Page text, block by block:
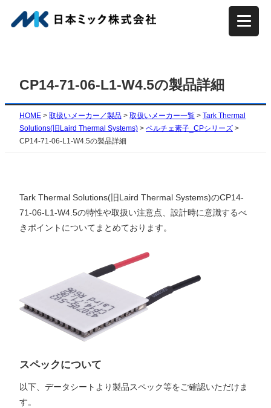
容
プ
CP14-71-06-L1-W4.5の製品詳細
HOME > 取扱いメーカー／製品 > 取扱いメーカー一覧 > Tark Thermal
Solutions(旧Laird Thermal Systems) > ペルチェ素子_CPシリーズ >
CP14-71-06-L1-W4.5の製品詳細
Tark Thermal Solutions(旧Laird Thermal Systems)のCP14-
71-06-L1-W4.5の特性や取扱い注意点、設計時に意識するべ
きポイントについてまとめております。
スペックについて
以下、データシートより製品スペック等をご確認いただけま
す。